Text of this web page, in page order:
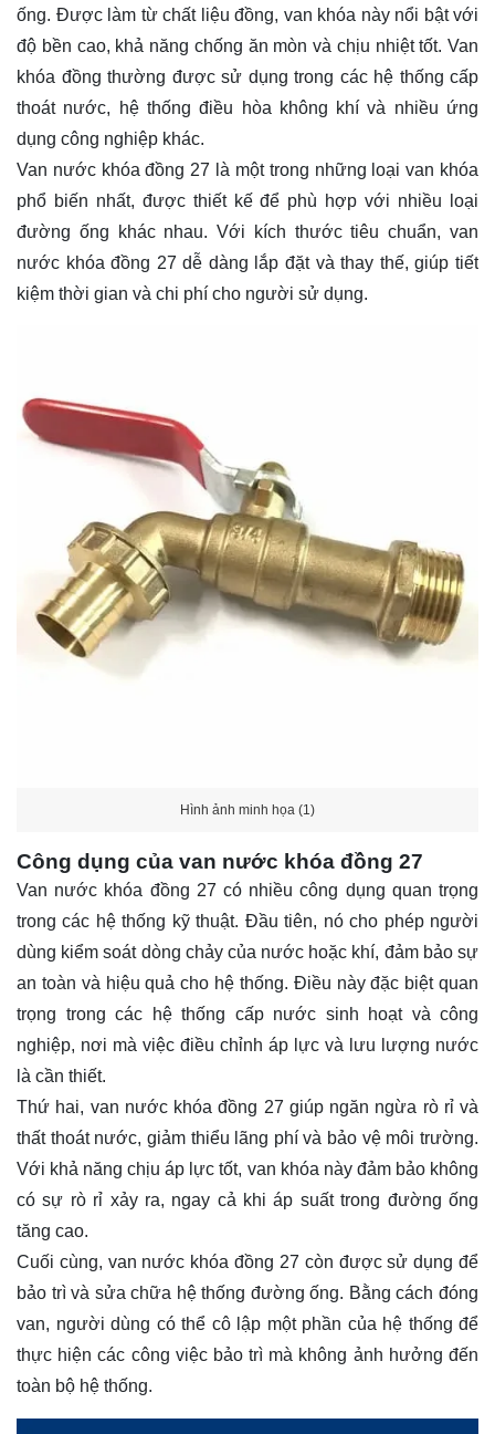
ống. Được làm từ chất liệu đồng, van khóa này nổi bật với
độ bền cao, khả năng chống ăn mòn và chịu nhiệt tốt. Van
khóa đồng thường được sử dụng trong các hệ thống cấp
thoát nước, hệ thống điều hòa không khí và nhiều ứng
dụng công nghiệp khác.
Van nước khóa đồng 27 là một trong những loại van khóa
phổ biến nhất, được thiết kế để phù hợp với nhiều loại
đường ống khác nhau. Với kích thước tiêu chuẩn, van
nước khóa đồng 27 dễ dàng lắp đặt và thay thế, giúp tiết
kiệm thời gian và chi phí cho người sử dụng.
Hình ảnh minh họa (1)
Công dụng của van nước khóa đồng 27
Van nước khóa đồng 27 có nhiều công dụng quan trọng
trong các hệ thống kỹ thuật. Đầu tiên, nó cho phép người
dùng kiểm soát dòng chảy của nước hoặc khí, đảm bảo sự
an toàn và hiệu quả cho hệ thống. Điều này đặc biệt quan
trọng trong các hệ thống cấp nước sinh hoạt và công
nghiệp, nơi mà việc điều chỉnh áp lực và lưu lượng nước
là cần thiết.
Thứ hai, van nước khóa đồng 27 giúp ngăn ngừa rò rỉ và
thất thoát nước, giảm thiểu lãng phí và bảo vệ môi trường.
Với khả năng chịu áp lực tốt, van khóa này đảm bảo không
có sự rò rỉ xảy ra, ngay cả khi áp suất trong đường ống
tăng cao.
Cuối cùng, van nước khóa đồng 27 còn được sử dụng để
bảo trì và sửa chữa hệ thống đường ống. Bằng cách đóng
van, người dùng có thể cô lập một phần của hệ thống để
thực hiện các công việc bảo trì mà không ảnh hưởng đến
toàn bộ hệ thống.